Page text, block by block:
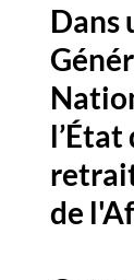
Dans
de